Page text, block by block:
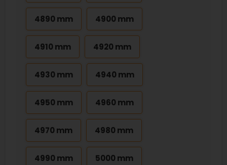
4890 mm 4900 mm
4910 mm 4920 mm
4930 mm 4940 mm
4950 mm 4960 mm
4970 mm 4980 mm
4990 mm 5000 mm